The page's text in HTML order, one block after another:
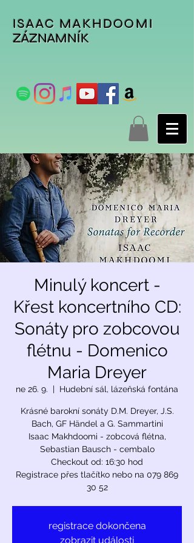
ISAAC MAKHDOOMI
ZÁZNAMNÍK
Minulý koncert -
Křest koncertního CD:
Sonáty pro zobcovou
flétnu - Domenico
Maria Dreyer
ne 26. 9.
  |
Hudební sál, lázeňská fontána
Krásné barokní sonáty D.M. Dreyer, J.S.
Bach, GF Händel a G. Sammartini
Isaac Makhdoomi - zobcová flétna,
Sebastian Bausch - cembalo
Checkout od: 16:30 hod
Registrace přes tlačítko nebo na 079 869
30 52
registrace dokončena
zobrazit události